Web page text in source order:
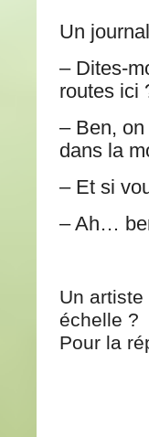
Un
– Dites-
routes ici
– Ben,
dans la
– Et si
– Ah…
Un
échelle ?
Pour la